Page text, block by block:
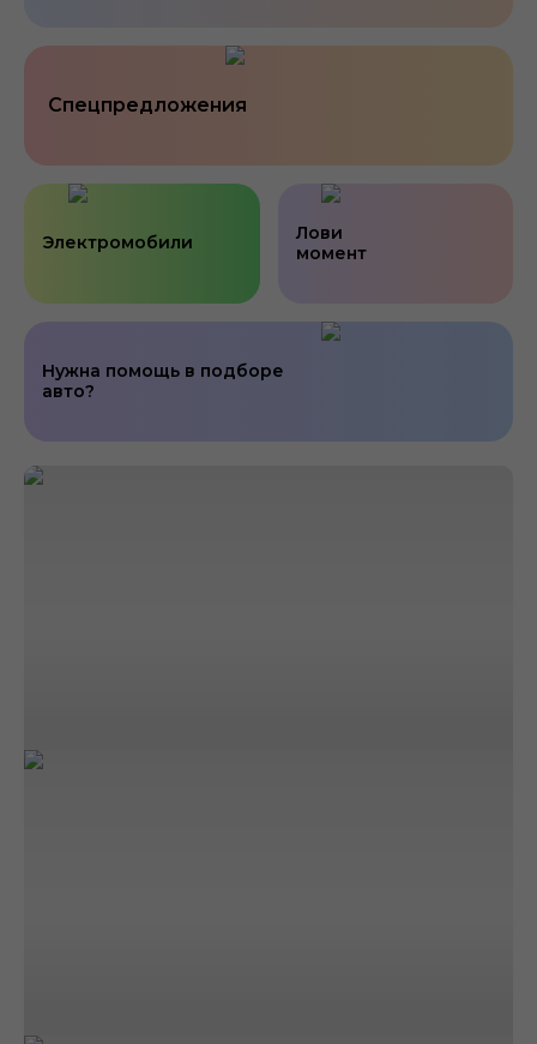
Спецпредложения
Нужна помощь в подборе
авто?
Электромобили
Лови
момент